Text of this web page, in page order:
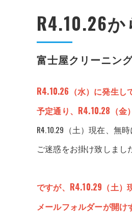
富士屋クリーニン
R4.10.26
R4.10.26（水）に発生し
予定通り、R4.10.28（金
R4.10.29（土）現在、無
ご迷惑をお掛け致しまし
ですが、R4.10.29（土）
メールフォルダーが開け